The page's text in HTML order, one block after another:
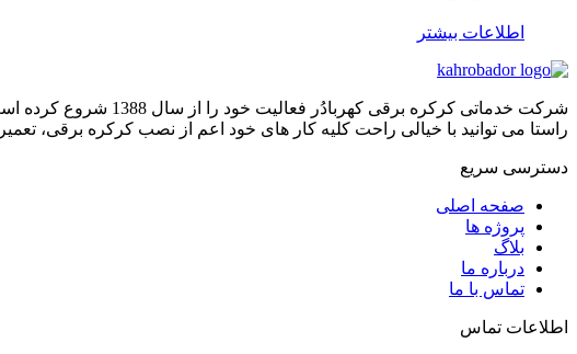
اطلاعات بیشتر
شرکت خدماتی کرکره
راستا می توانید با خیالی راحت کلیه کار های خود اعم از نصب کرکره برقی،
دسترسی سریع
صفحه اصلی
پروژه ها
بلاگ
درباره ما
تماس با ما
اطلاعات تماس